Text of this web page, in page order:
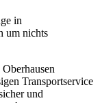
in
um nichts
Transportservice
und